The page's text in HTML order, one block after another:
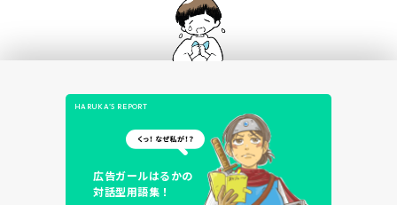
HARUKA’S REPORT
広告ガールはるかの
対話型用語集！